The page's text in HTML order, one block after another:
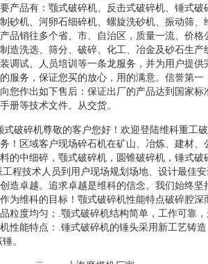
产品有：颚式破碎机、反击式破碎机、锤式
砂机、河卵石细碎机、螺旋洗砂机、振动筛
品销往多个省、市、自治区，质量一流、价
造洗选、筛分、破碎、化工、冶金及砂石生
调试、人员培训等一条龙服务，并为用户提
服务，保证您买的放心，用的满意。信誉第
您作出如下售后：保证出厂的产品达到国家
册等技术文件。从交货。
式破碎机尊敬的客户您好！欢迎登陆维科重工
！区域客户现场碎石机在矿山、冶炼、建材
的中细碎，颚式破碎机，圆锥破碎机，锤式
工程技术人员到用户现场规划场地、设计最佳
造卓越。追求卓越是维科的信念。我们始终
为维科的目标！颚式破碎机性能特点破碎腔
粒度均匀；.颚式破碎机结构简单，工作可靠
性能特点：.锤式破碎机的锤头采用新工艺铸
。